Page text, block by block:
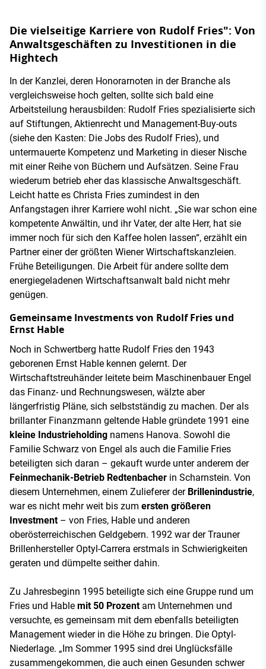
Die vielseitige Karriere von Rudolf Fries": Von
Anwaltsgeschäften zu Investitionen in die
Hightech
In der Kanzlei, deren Honorarnoten in der Branche als
vergleichsweise hoch gelten, sollte sich bald eine
Arbeitsteilung herausbilden: Rudolf Fries spezialisierte sich
auf Stiftungen, Aktienrecht und Management-Buy-outs
(siehe den Kasten: Die Jobs des Rudolf Fries), und
untermauerte Kompetenz und Marketing in dieser Nische
mit einer Reihe von Büchern und Aufsätzen. Seine Frau
wiederum betrieb eher das klassische Anwaltsgeschäft.
Leicht hatte es Christa Fries zumindest in den
Anfangstagen ihrer Karriere wohl nicht. „Sie war schon eine
kompetente Anwältin, und ihr Vater, der alte Herr, hat sie
immer noch für sich den Kaffee holen lassen“, erzählt ein
Partner einer der größten Wiener Wirtschaftskanzleien.
Frühe Beteiligungen. Die Arbeit für andere sollte dem
energiegeladenen Wirtschaftsanwalt bald nicht mehr
genügen.
Gemeinsame Investments von Rudolf Fries und
Ernst Hable
Noch in Schwertberg hatte Rudolf Fries den 1943
geborenen Ernst Hable kennen gelernt. Der
Wirtschaftstreuhänder leitete beim Maschinenbauer Engel
das Finanz- und Rechnungswesen, wälzte aber
längerfristig Pläne, sich selbstständig zu machen. Der als
brillanter Finanzmann geltende Hable gründete 1991 eine
kleine Industrieholding namens Hanova. Sowohl die
Familie Schwarz von Engel als auch die Familie Fries
beteiligten sich daran – gekauft wurde unter anderem der
Feinmechanik-Betrieb Redtenbacher in Scharnstein. Von
diesem Unternehmen, einem Zulieferer der Brillenindustrie,
war es nicht mehr weit bis zum ersten größeren
Investment – von Fries, Hable und anderen
oberösterreichischen Geldgebern. 1992 war der Trauner
Brillenhersteller Optyl-Carrera erstmals in Schwierigkeiten
geraten und dümpelte seither dahin.
Zu Jahresbeginn 1995 beteiligte sich eine Gruppe rund um
Fries und Hable mit 50 Prozentam Unternehmen und
versuchte, es gemeinsam mit dem ebenfalls beteiligten
Management wieder in die Höhe zu bringen. Die Optyl-
Niederlage. „Im Sommer 1995 sind drei Unglücksfälle
zusammengekommen, die auch einen Gesunden schwer